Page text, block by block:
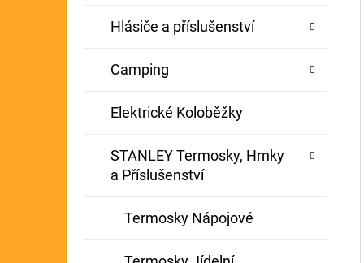
Hlásiče a příslušenství
Camping
Elektrické Koloběžky
STANLEY Termosky, Hrnky
a Příslušenství
Termosky Nápojové